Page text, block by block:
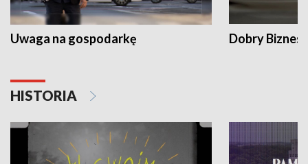
Uwaga na gospodarkę Dobry Biznes
HISTORIA